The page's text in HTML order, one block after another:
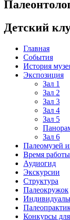
Детский
Главная
События
История
Экспозиция
Зал 1
Зал 2
Зал 3
Зал 4
Зал 5
Зал 6
Палеомузей
Время
Аудиогид
Экскурсии
Структура
Палеокружок
Конкурсы